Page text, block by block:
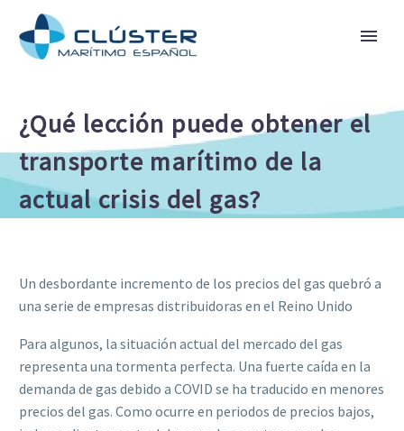
¿Qué lección puede obtener el
transporte marítimo de la
actual crisis del gas?
Un desbordante incremento de los precios del gas quebró a
una serie de empresas distribuidoras en el Reino Unido
Para algunos, la situación actual del mercado del gas
representa una tormenta perfecta. Una fuerte caída en la
demanda de gas debido a COVID se ha traducido en menores
precios del gas. Como ocurre en periodos de precios bajos,